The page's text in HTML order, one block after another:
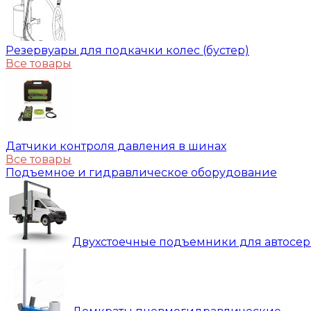
Резервуары для подкачки колес (бустер)
Все товары
Датчики контроля давления в шинах
Все товары
Подъемное и гидравлическое оборудование
Двухстоечные подъемники для